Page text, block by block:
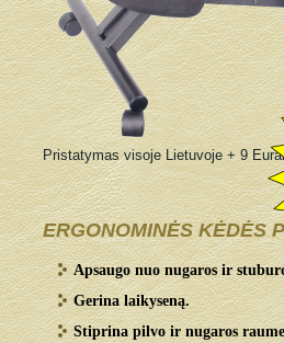
Pristatymas visoje Lietuvoje + 9
ERGONOMINĖS KĖDĖS
Apsaugo nuo nugaros ir
Gerina laikyseną.
Stiprina pilvo ir nugaros